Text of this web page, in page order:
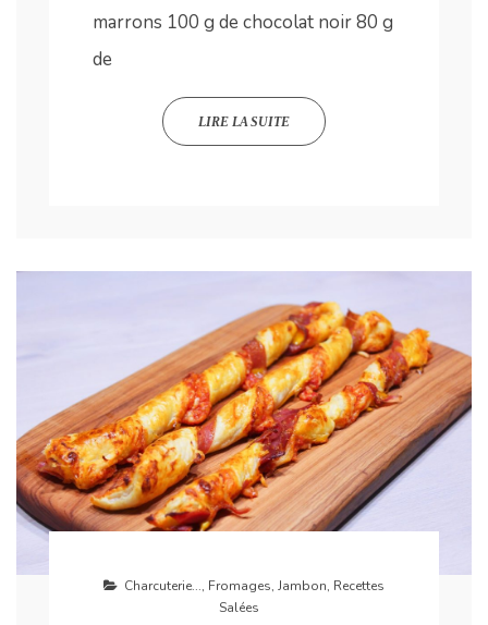
marrons 100 g de chocolat noir 80 g
de
LIRE LA SUITE
Charcuterie..., Fromages, Jambon, Recettes
Salées